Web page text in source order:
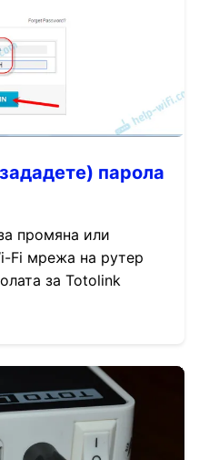
парола
промяна или
Fi мрежа на рутер
за Totolink